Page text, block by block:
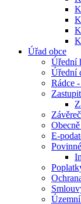
Úřad obce
Úřední
Úřední
Rádce
E-